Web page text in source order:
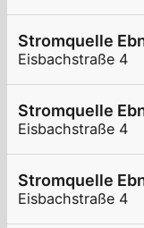
Stromquelle
Eisbachstraße 4
Stromquelle
Eisbachstraße 4
Stromquelle
Eisbachstraße 4